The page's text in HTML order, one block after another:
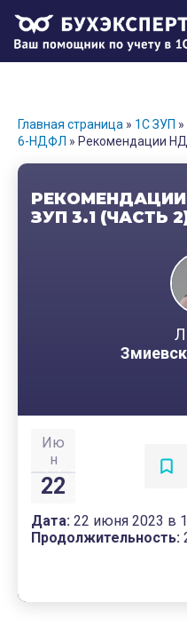
Главная страница » 1С ЗУП »
6-НДФЛ » Рекомендации
ЗУП 3.1 (ЧАСТЬ
Ию
н
22
Дата: 22 июня 2023 в
Продолжительность: